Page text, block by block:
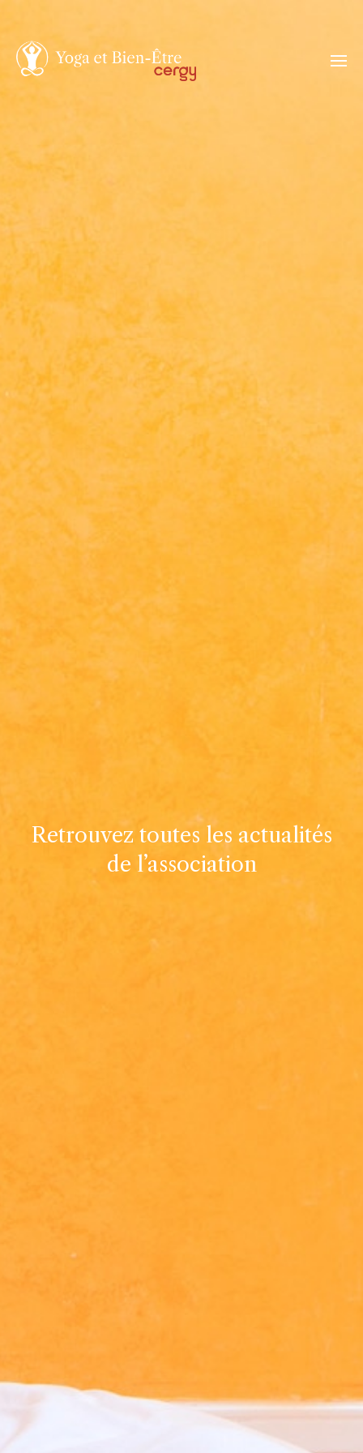
Retrouvez toutes les actualités
de l’association